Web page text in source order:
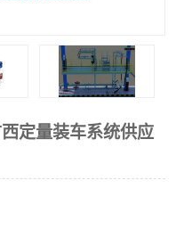
定量装车系统供应